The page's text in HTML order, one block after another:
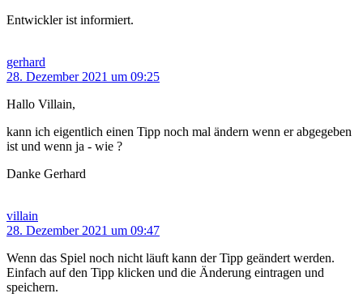
Entwickler ist informiert.
gerhard
28. Dezember 2021 um 09:25
Hallo Villain,
kann ich eigentlich einen Tipp noch mal ändern wenn er abgegeben
ist und wenn ja - wie ?
Danke Gerhard
villain
28. Dezember 2021 um 09:47
Wenn das Spiel noch nicht läuft kann der Tipp geändert werden.
Einfach auf den Tipp klicken und die Änderung eintragen und
speichern.